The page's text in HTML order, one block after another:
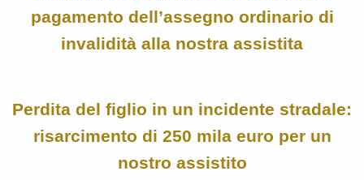
pagamento dell’assegno ordinario di
invalidità alla nostra assistita
Perdita del figlio in un incidente stradale:
risarcimento di 250 mila euro per un
nostro assistito